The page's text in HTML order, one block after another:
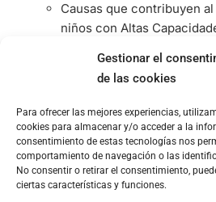
Gestionar el
de las cookies
Para ofrecer las mejores experiencias,
cookies para almacenar y/o acceder a la
consentimiento de estas tecnologías nos
comportamiento de navegación o las
No consentir o retirar el consentimiento,
ciertas características y funciones.
Causas que contribuyen
niños con Altas
Diferencias de
Alta sensibilidad
Estrategias para prevenir
niños con Altas
Fomentar entornos
Desarrollo de